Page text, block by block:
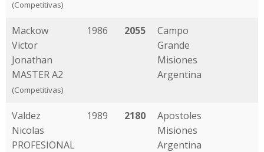
(Competitivas)
Mackow
Victor
Jonathan
MASTER A2
(Competitivas)
1986 2055
Campo
Grande
Misiones
Argentina
Valdez
Nicolas
PROFESIONAL
1989 2180
Apostoles
Misiones
Argentina